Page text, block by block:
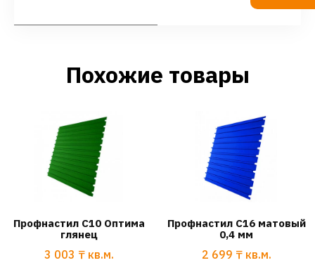
Похожие товары
Профнастил С10 Оптима
глянец
3 003 ₸ кв.м.
Профнастил С16 матовый
0,4 мм
2 699 ₸ кв.м.